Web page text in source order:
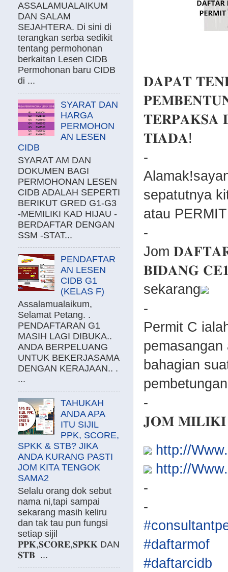
𝐃𝐀𝐏𝐀𝐓
𝐓𝐄𝐑𝐏𝐀𝐊𝐒𝐀
𝐓𝐈𝐀𝐃𝐀!
-
sepatutnya
atau
-
Jom
𝐁𝐈𝐃𝐀𝐍𝐆
sekarang
-
Permit C
bahagian
-
𝐉𝐎𝐌
http://
http://
-
-
#daftarmof
#daftarcidb
ASSALAMUALAIKUM
DAN SALAM
SEJAHTERA. Di sini di
terangkan serba sedikit
tentang permohonan
berkaitan Lesen CIDB
Permohonan baru CIDB
di ...
SYARAT DAN
HARGA
PERMOHON
AN LESEN
CIDB
SYARAT AM DAN
DOKUMEN BAGI
PERMOHONAN LESEN
CIDB ADALAH SEPERTI
BERIKUT GRED G1-G3
-MEMILIKI KAD HIJAU -
BERDAFTAR DENGAN
SSM -STAT...
PENDAFTAR
AN LESEN
CIDB G1
(KELAS F)
Assalamualaikum,
Selamat Petang. .
PENDAFTARAN G1
MASIH LAGI DIBUKA..
ANDA BERPELUANG
UNTUK BEKERJASAMA
DENGAN KERAJAAN.. .
...
TAHUKAH
ANDA APA
ITU SIJIL
PPK, SCORE,
SPKK & STB? JIKA
ANDA KURANG PASTI
JOM KITA TENGOK
SAMA2
Selalu orang dok sebut
nama ni,tapi sampai
sekarang masih keliru
dan tak tau pun fungsi
setiap sijil
𝐏𝐏𝐊,𝐒𝐂𝐎𝐑𝐄,𝐒𝐏𝐊𝐊 DAN
𝐒𝐓𝐁 ...